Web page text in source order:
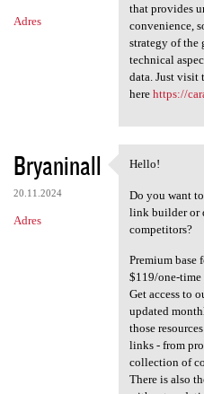
Adres
that provides
convenience,
strategy of the
technical
data. Just visit
here https://
Bryaninall
20.11.2024
Adres
Hello!
Hello!
Do you want
link builder or
competitors?
Premium base
$119/one-time
Get access to
updated
those
links - from
collection of
There is also